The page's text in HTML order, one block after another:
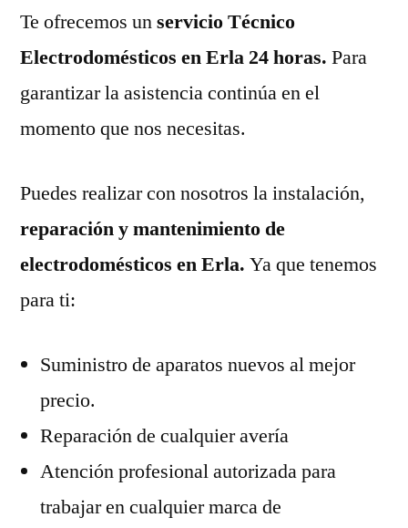
Te ofrecemos unservicio Técnico
Electrodomésticos en Erla 24 horas. Para
garantizar la asistencia continúa en el
momento que nos necesitas.
Puedes realizar con nosotros la instalación,
reparación y mantenimiento de
electrodomésticos en Erla. Ya que tenemos
para ti:
Suministro de aparatos nuevos al mejor
precio.
Reparación de cualquier avería
Atención profesional autorizada para
trabajar en cualquier marca de